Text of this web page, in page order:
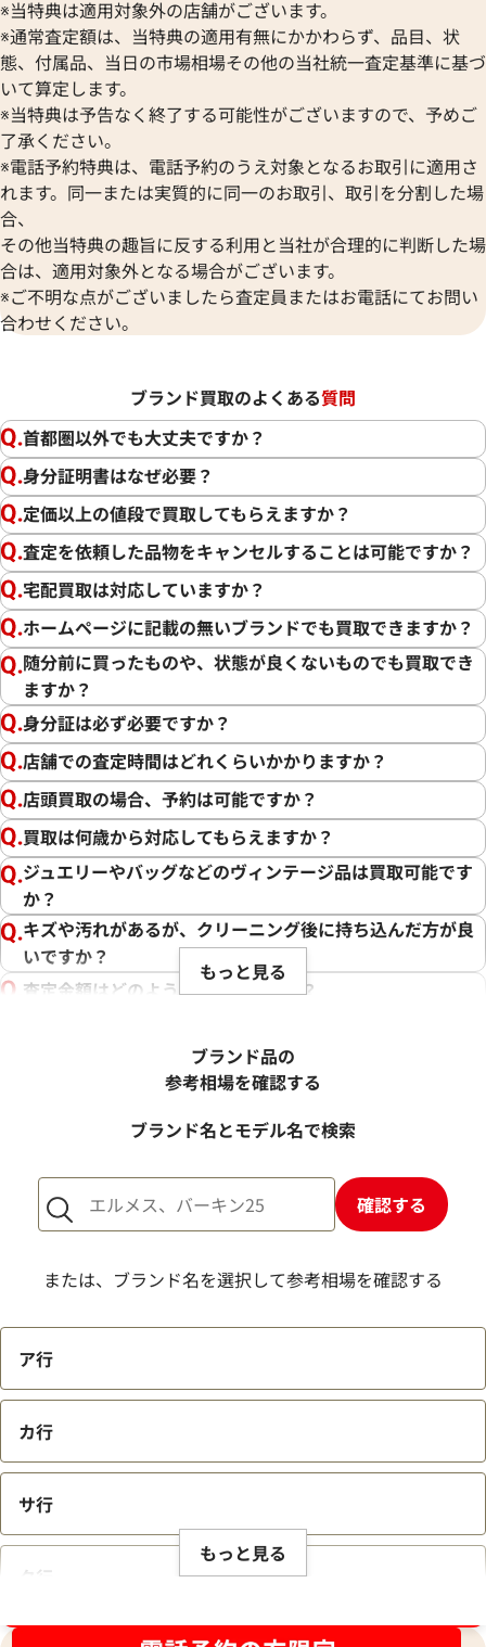
※当特典は適用対象外の店舗がございます。
※通常査定額は、当特典の適用有無にかかわらず、品目、状
態、付属品、当日の市場相場その他の当社統一査定基準に基づ
いて算定します。
※当特典は予告なく終了する可能性がございますので、予めご
了承ください。
※電話予約特典は、電話予約のうえ対象となるお取引に適用さ
れます。同一または実質的に同一のお取引、取引を分割した場
合、
その他当特典の趣旨に反する利用と当社が合理的に判断した場
合は、適用対象外となる場合がございます。
※ご不明な点がございましたら査定員またはお電話にてお問い
合わせください。
ブランド買取のよくある質問
首都圏以外でも大丈夫ですか？
身分証明書はなぜ必要？
定価以上の値段で買取してもらえますか？
査定を依頼した品物をキャンセルすることは可能ですか？
宅配買取は対応していますか？
ホームページに記載の無いブランドでも買取できますか？
随分前に買ったものや、状態が良くないものでも買取でき
ますか？
身分証は必ず必要ですか？
店舗での査定時間はどれくらいかかりますか？
店頭買取の場合、予約は可能ですか？
買取は何歳から対応してもらえますか？
ジュエリーやバッグなどのヴィンテージ品は買取可能です
か？
キズや汚れがあるが、クリーニング後に持ち込んだ方が良
いですか？
査定金額はどのように決まりますか？
売却するか悩んでいるのですが、査定だけお願いできます
1点からでも査定できますか？
もっと見る
ブランド品の
参考相場を確認する
ブランド名とモデル名で検索
確認する
または、ブランド名を選択して参考相場を確認する
ア行
カ行
サ行
タ行
もっと見る